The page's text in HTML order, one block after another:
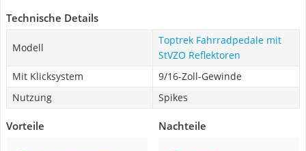
Technische Details
Modell
Toptrek Fahrradpedale mit
StVZO Reflektoren
Mit Klicksystem
9/16-Zoll-Gewinde
Nutzung
Spikes
Vorteile Nachteile